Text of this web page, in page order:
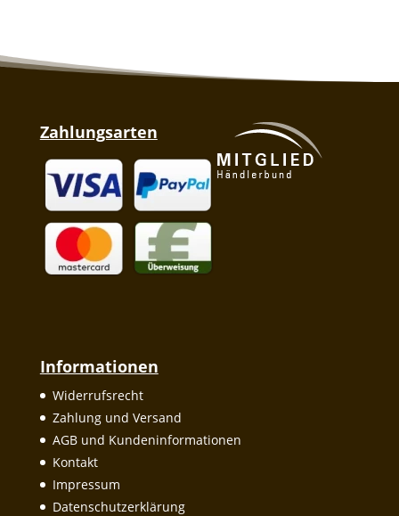
Zahlungsarten
Informationen
Widerrufsrecht
Zahlung und Versand
AGB und Kundeninformationen
Kontakt
Impressum
Datenschutzerklärung